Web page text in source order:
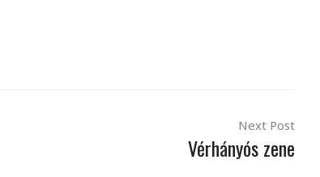
Next Post
Vérhányós zene